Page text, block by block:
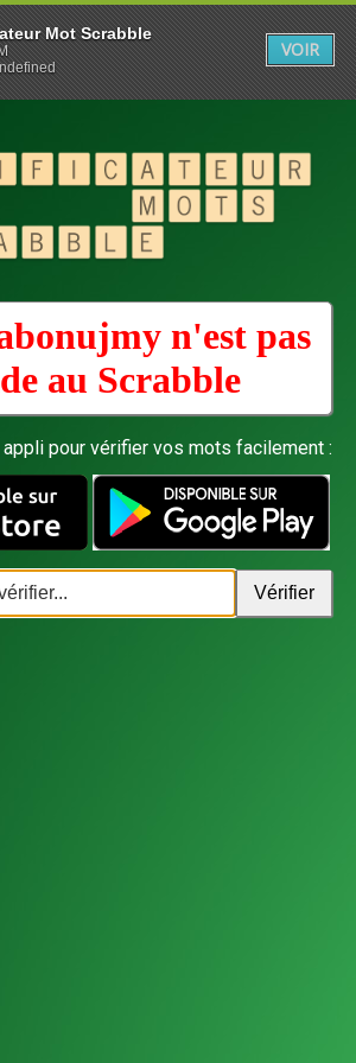
n'est pas
au Scrabble
pour vérifier vos mots facilement :
Mot Scrabble
VOIR